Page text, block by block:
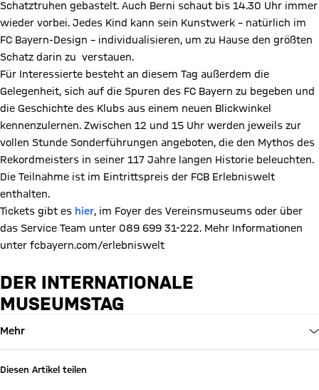
Schatztruhen gebastelt. Auch Berni schaut bis 14.30 Uhr immer
wieder vorbei. Jedes Kind kann sein Kunstwerk – natürlich im
FC Bayern-Design – individualisieren, um zu Hause den größten
Schatz darin zu verstauen.
Für Interessierte besteht an diesem Tag außerdem die
Gelegenheit, sich auf die Spuren des FC Bayern zu begeben und
die Geschichte des Klubs aus einem neuen Blickwinkel
kennenzulernen. Zwischen 12 und 15 Uhr werden jeweils zur
vollen Stunde Sonderführungen angeboten, die den Mythos des
Rekordmeisters in seiner 117 Jahre langen Historie beleuchten.
Die Teilnahme ist im Eintrittspreis der FCB Erlebniswelt
enthalten.
Tickets gibt es hier, im Foyer des Vereinsmuseums oder über
das Service Team unter 089 699 31-222. Mehr Informationen
unter fcbayern.com/erlebniswelt
DER INTERNATIONALE
MUSEUMSTAG
Mehr
Diesen Artikel teilen